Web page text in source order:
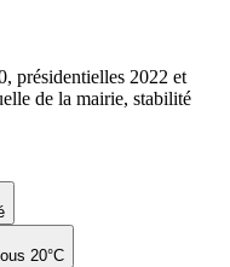
20°C
présidentielles 2022 et
de la mairie, stabilité